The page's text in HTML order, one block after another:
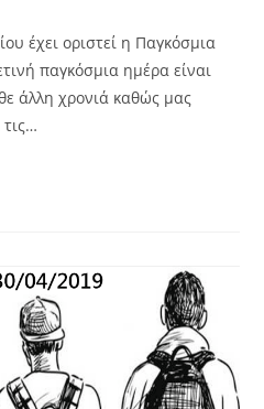
έχει οριστεί η Παγκόσμια
παγκόσμια ημέρα είναι
άλλη χρονιά καθώς μας